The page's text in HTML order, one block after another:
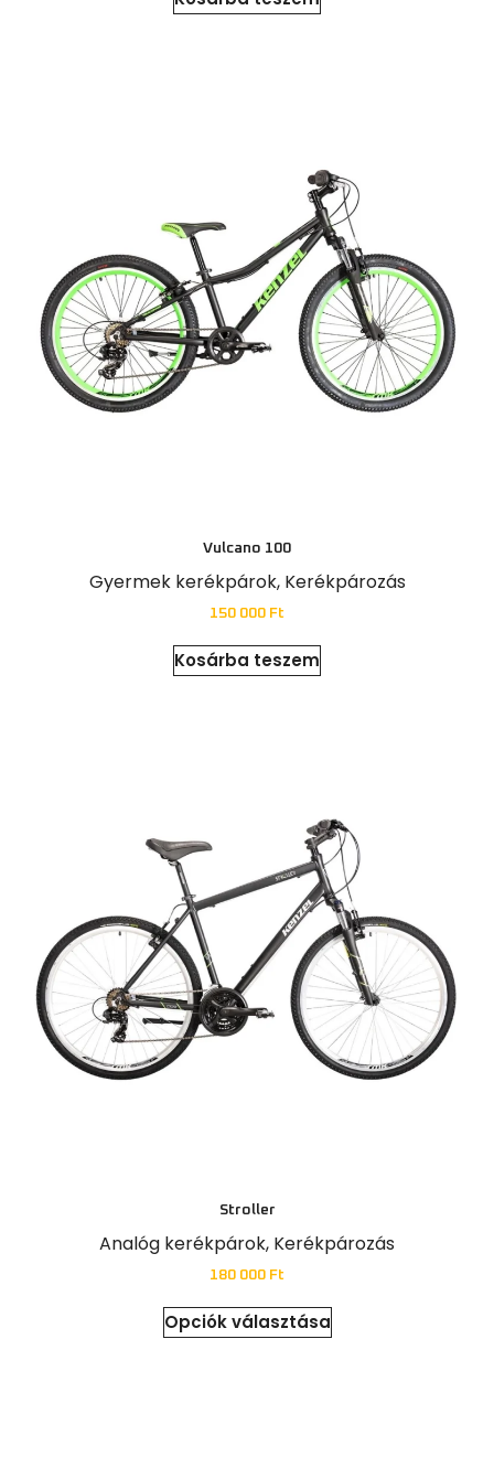
Vulcano 100
Gyermek kerékpárok, Kerékpározás
150 000 Ft
Kosárba teszem
Stroller
Analóg kerékpárok, Kerékpározás
180 000 Ft
Opciók választása